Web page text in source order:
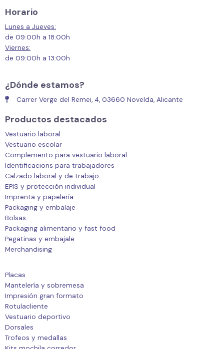
Horario
Lunes a Jueves:
de 09:00h a 18:00h
Viernes:
de 09:00h a 13:00h
¿Dónde estamos?
Carrer Verge del Remei, 4, 03660 Novelda, Alicante
Productos destacados
Vestuario laboral
Vestuario escolar
Complemento para vestuario laboral
Identificacions para trabajadores
Calzado laboral y de trabajo
EPIS y protección individual
Imprenta y papelería
Packaging y embalaje
Bolsas
Packaging alimentario y fast food
Pegatinas y embajale
Merchandising
Placas
Mantelería y sobremesa
Impresión gran formato
Rotulacliente
Vestuario deportivo
Dorsales
Trofeos y medallas